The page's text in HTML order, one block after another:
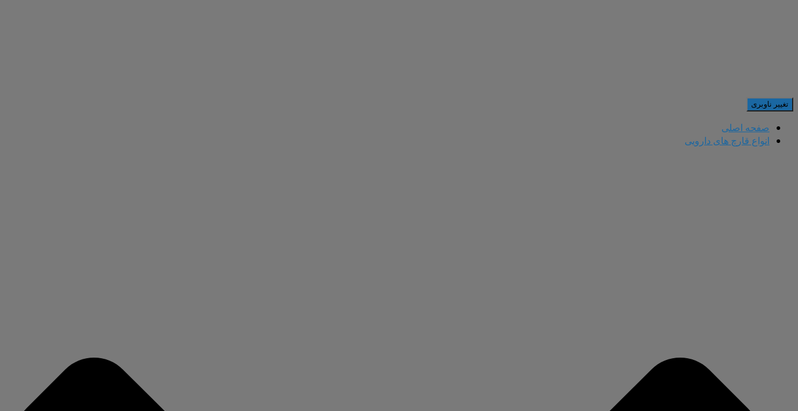
تغییر ناوبری
صفحه اصلی
انواع قارچ های دارویی